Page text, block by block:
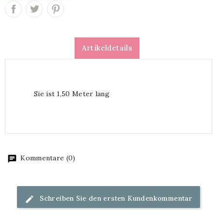
Artikeldetails
Sie ist 1,50 Meter lang
Kommentare (0)
Schreiben Sie den ersten Kundenkommentar